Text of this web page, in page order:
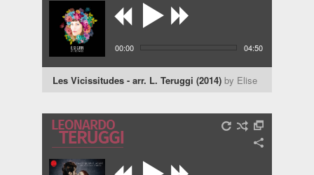
00:00 04:50
Les Vicissitudes - arr. L. Teruggi (2014) by Elise